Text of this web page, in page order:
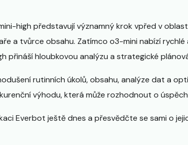
high představují významný krok vpřed v
a tvůrce obsahu. Zatímco o3-mini nabízí
přináší hloubkovou analýzu a strategické
rutinních úkolů, obsahu, analýze dat a
výhodu, která může rozhodnout o
Everbot ještě dnes a přesvědčte se sami o